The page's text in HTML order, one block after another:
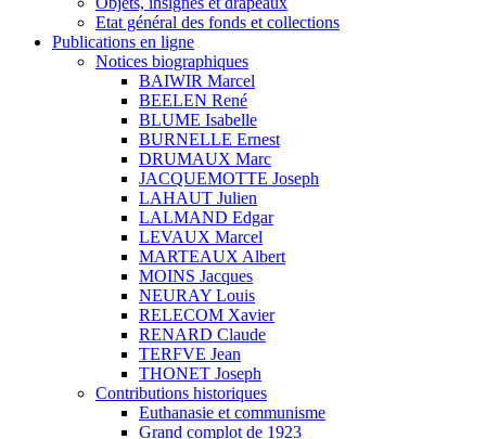
Etat général des fonds et collections
Publications en ligne
Notices biographiques
BAIWIR Marcel
BEELEN René
BLUME Isabelle
BURNELLE Ernest
DRUMAUX Marc
JACQUEMOTTE Joseph
LAHAUT Julien
LALMAND Edgar
LEVAUX Marcel
MARTEAUX Albert
MOINS Jacques
NEURAY Louis
RELECOM Xavier
RENARD Claude
TERFVE Jean
THONET Joseph
Contributions historiques
Euthanasie et communisme
Grand complot de 1923